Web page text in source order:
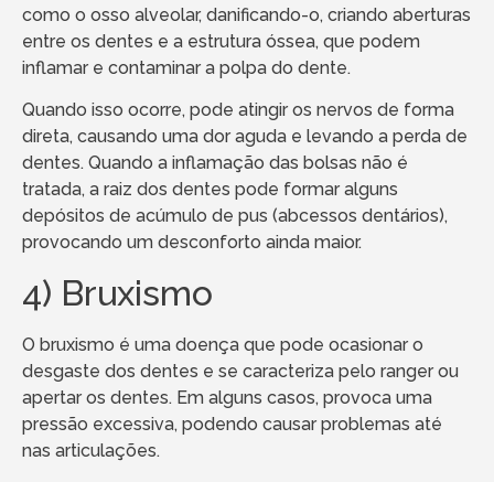
como o osso alveolar, danificando-o, criando aberturas
entre os dentes e a estrutura óssea, que podem
inflamar e contaminar a polpa do dente.
Quando isso ocorre, pode atingir os nervos de forma
direta, causando uma dor aguda e levando a perda de
dentes. Quando a inflamação das bolsas não é
tratada, a raiz dos dentes pode formar alguns
depósitos de acúmulo de pus (abcessos dentários),
provocando um desconforto ainda maior.
4) Bruxismo
O bruxismo é uma doença que pode ocasionar o
desgaste dos dentes e se caracteriza pelo ranger ou
apertar os dentes. Em alguns casos, provoca uma
pressão excessiva, podendo causar problemas até
nas articulações.